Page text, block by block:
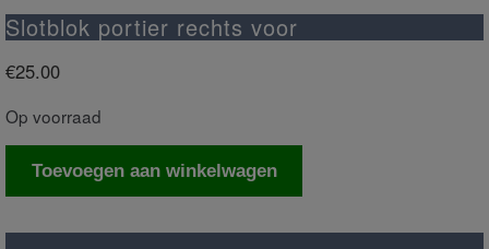
Slotblok portier rechts voor
€25.00
Op voorraad
Slotblok
Toevoegen aan winkelwagen